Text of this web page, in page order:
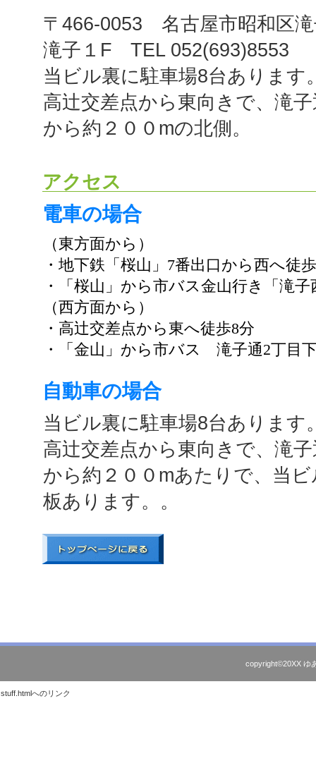
〒466-0053 名古屋市昭和区
滝子１F TEL 052(693)8553
当ビル裏に駐車場8台あります
高辻交差点から東向きで、滝
から約２００mの北側 。
アクセス
電車の場合
（東方面から）
・地下鉄「桜山」7番出口から西へ徒
・「桜山」から市バス金山行き「
（西方面から）
・高辻交差点から東へ徒歩8分
・「金山」から市バス 滝子通2丁目
自動車の場合
当ビル裏に駐車場8台あります
高辻交差点から東向きで、滝
から約２００mあたりで、当
板あります。 。
copyright©20XX ゆ
stuff.htmlへのリンク